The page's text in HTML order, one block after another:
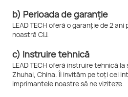
b) Perioada de garanție
LEAD TECH oferă o garanție de 2
noastră CIJ.
c) Instruire tehnică
LEAD TECH oferă instruire tehnică
Zhuhai, China. Îi invităm pe toți cei
imprimantele noastre să ne viziteze.